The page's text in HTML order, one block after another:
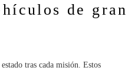
de gran
tras cada misión. Estos